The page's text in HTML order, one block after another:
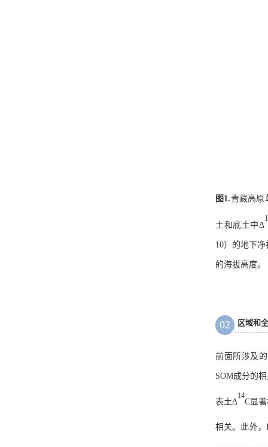
图 1.青藏高原
土和底土中Δ
10）的地下
的海拔高度。
02 区域和
前面所涉及
SOM成分的
表土Δ
14
C显
相关。此外，